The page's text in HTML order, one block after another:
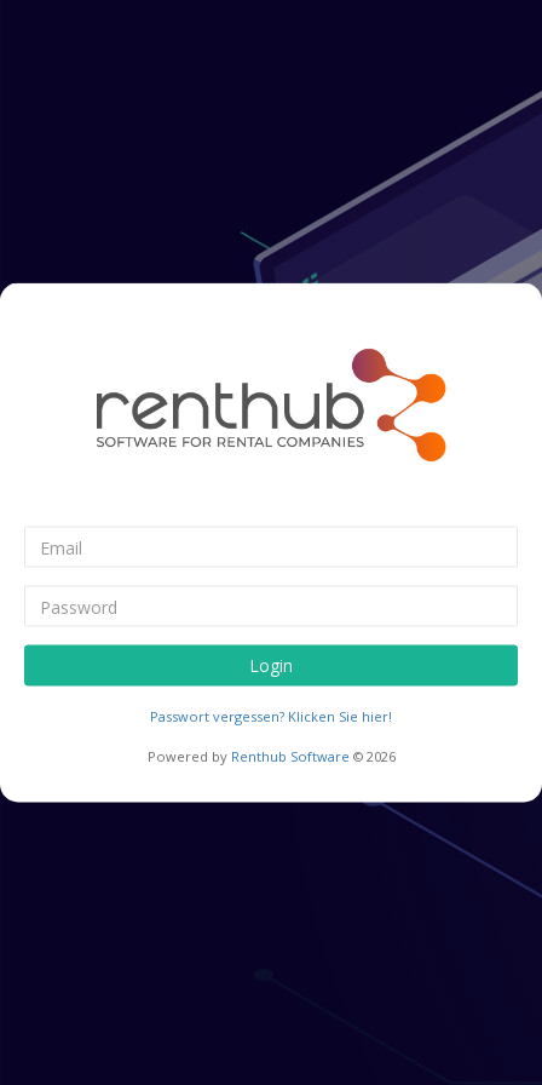
Login
Passwort vergessen? Klicken Sie hier!
Powered by Renthub Software © 2026